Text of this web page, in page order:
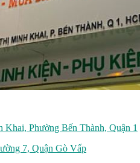
Phường Bến Thành, Quận 1
7, Quận Gò Vấp